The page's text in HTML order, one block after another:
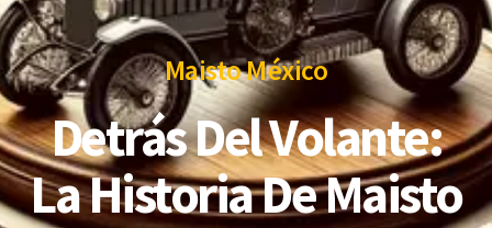
Maisto México
Detrás Del Volante:
La Historia De Maisto